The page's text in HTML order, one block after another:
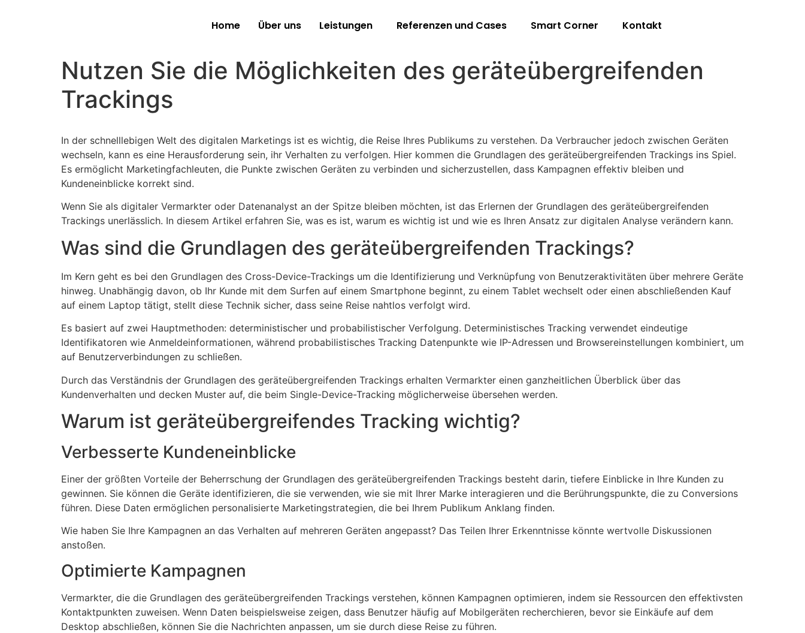
Home Über uns Leistungen Referenzen und Cases Smart Corner Kontakt
Nutzen Sie die Möglichkeiten des geräteübergreifenden
Trackings
In der schnelllebigen Welt des digitalen Marketings ist es wichtig, die Reise Ihres Publikums zu verstehen. Da Verbraucher jedoch zwischen Geräten
wechseln, kann es eine Herausforderung sein, ihr Verhalten zu verfolgen. Hier kommen die Grundlagen des geräteübergreifenden Trackings ins Spiel.
Es ermöglicht Marketingfachleuten, die Punkte zwischen Geräten zu verbinden und sicherzustellen, dass Kampagnen effektiv bleiben und
Kundeneinblicke korrekt sind.
Wenn Sie als digitaler Vermarkter oder Datenanalyst an der Spitze bleiben möchten, ist das Erlernen der Grundlagen des geräteübergreifenden
Trackings unerlässlich. In diesem Artikel erfahren Sie, was es ist, warum es wichtig ist und wie es Ihren Ansatz zur digitalen Analyse verändern kann.
Was sind die Grundlagen des geräteübergreifenden Trackings?
Im Kern geht es bei den Grundlagen des Cross-Device-Trackings um die Identifizierung und Verknüpfung von Benutzeraktivitäten über mehrere Geräte
hinweg. Unabhängig davon, ob Ihr Kunde mit dem Surfen auf einem Smartphone beginnt, zu einem Tablet wechselt oder einen abschließenden Kauf
auf einem Laptop tätigt, stellt diese Technik sicher, dass seine Reise nahtlos verfolgt wird.
Es basiert auf zwei Hauptmethoden: deterministischer und probabilistischer Verfolgung. Deterministisches Tracking verwendet eindeutige
Identifikatoren wie Anmeldeinformationen, während probabilistisches Tracking Datenpunkte wie IP-Adressen und Browsereinstellungen kombiniert, um
auf Benutzerverbindungen zu schließen.
Durch das Verständnis der Grundlagen des geräteübergreifenden Trackings erhalten Vermarkter einen ganzheitlichen Überblick über das
Kundenverhalten und decken Muster auf, die beim Single-Device-Tracking möglicherweise übersehen werden.
Warum ist geräteübergreifendes Tracking wichtig?
Verbesserte Kundeneinblicke
Einer der größten Vorteile der Beherrschung der Grundlagen des geräteübergreifenden Trackings besteht darin, tiefere Einblicke in Ihre Kunden zu
gewinnen. Sie können die Geräte identifizieren, die sie verwenden, wie sie mit Ihrer Marke interagieren und die Berührungspunkte, die zu Conversions
führen. Diese Daten ermöglichen personalisierte Marketingstrategien, die bei Ihrem Publikum Anklang finden.
Wie haben Sie Ihre Kampagnen an das Verhalten auf mehreren Geräten angepasst? Das Teilen Ihrer Erkenntnisse könnte wertvolle Diskussionen
anstoßen.
Optimierte Kampagnen
Vermarkter, die die Grundlagen des geräteübergreifenden Trackings verstehen, können Kampagnen optimieren, indem sie Ressourcen den effektivsten
Kontaktpunkten zuweisen. Wenn Daten beispielsweise zeigen, dass Benutzer häufig auf Mobilgeräten recherchieren, bevor sie Einkäufe auf dem
Desktop abschließen, können Sie die Nachrichten anpassen, um sie durch diese Reise zu führen.